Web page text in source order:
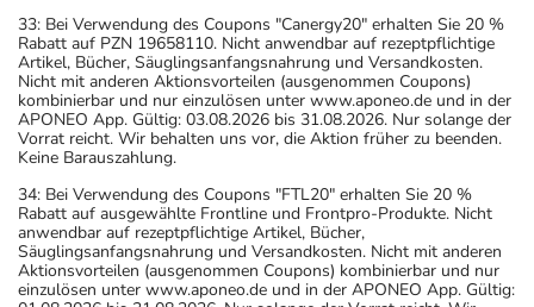
33: Bei Verwendung des Coupons "Canergy20" erhalten Sie 20 %
Rabatt auf PZN 19658110. Nicht anwendbar auf rezeptpflichtige
Artikel, Bücher, Säuglingsanfangsnahrung und Versandkosten.
Nicht mit anderen Aktionsvorteilen (ausgenommen Coupons)
kombinierbar und nur einzulösen unter www.aponeo.de und in der
APONEO App. Gültig: 03.08.2026 bis 31.08.2026. Nur solange der
Vorrat reicht. Wir behalten uns vor, die Aktion früher zu beenden.
Keine Barauszahlung.
34: Bei Verwendung des Coupons "FTL20" erhalten Sie 20 %
Rabatt auf ausgewählte Frontline und Frontpro-Produkte. Nicht
anwendbar auf rezeptpflichtige Artikel, Bücher,
Säuglingsanfangsnahrung und Versandkosten. Nicht mit anderen
Aktionsvorteilen (ausgenommen Coupons) kombinierbar und nur
einzulösen unter www.aponeo.de und in der APONEO App. Gültig: